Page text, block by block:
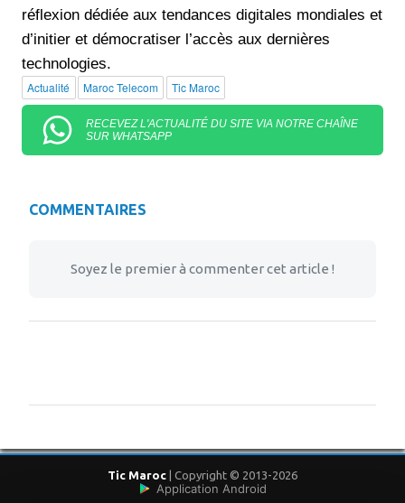
réflexion dédiée aux tendances digitales mondiales et
d’initier et démocratiser l’accès aux dernières
technologies.
Actualité Maroc Telecom Tic Maroc
RECEVEZ L'ACTUALITÉ DU SITE VIA NOTRE CHAÎNE
SUR WHATSAPP
COMMENTAIRES
Soyez le premier à commenter cet article !
Tic Maroc | Copyright © 2013-2026
Application Android